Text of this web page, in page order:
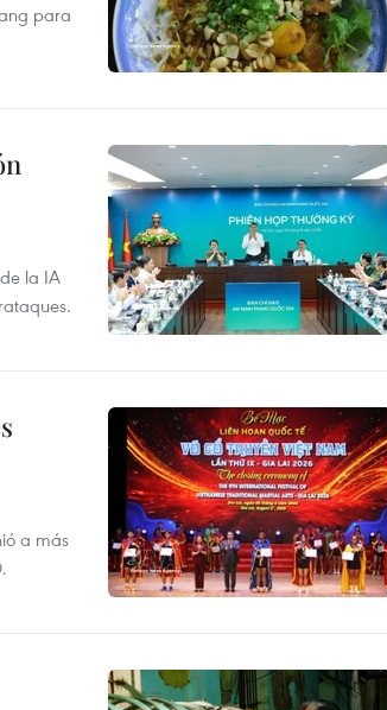
para
la IA
a más